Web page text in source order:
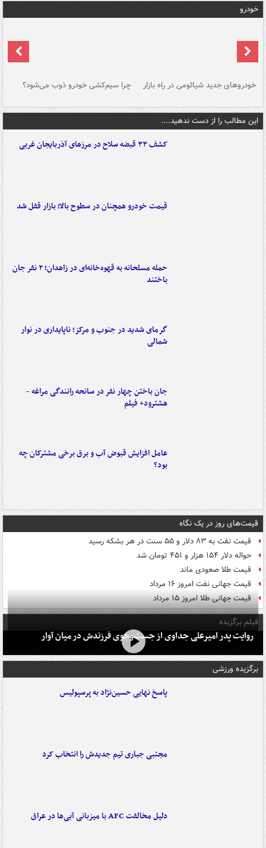
خودرو
خودروهای جدید شیائومی در راه بازار چرا سیم‌کشی خودرو ذوب می‌شود؟
این مطالب را از دست ندهید....
کشف ۳۳ قبضه سلاح در مرزهای آذربایجان غربی
قیمت خودرو همچنان در سطوح بالا؛ بازار قفل شد
حمله مسلحانه به قهوه‌خانه‌ای در زاهدان؛ ۲ نفر جان
باختند
گرمای شدید در جنوب و مرکز؛ ناپایداری در نوار
شمالی
جان باختن چهار نفر در سانحه رانندگی مراغه -
هشترود+ فیلم
عامل افزایش قبوض آب و برق برخی مشترکان چه
بود؟
قیمت‌های روز در یک نگاه
قیمت نفت به ۸۳ دلار و ۵۵ سنت در هر بشکه رسید
حواله دلار ۱۵۴ هزار و ۴۵۱ تومان شد
قیمت طلا صعودی ماند
قیمت جهانی نفت امروز ۱۶ مرداد
قیمت جهانی طلا امروز ۱۵ مرداد
فیلم برگزیده
روایت پدر امیرعلی جداوی از جست‌وجوی فرزندش در میان آوار
برگزیده ورزشی
پاسخ نهایی حسین‌نژاد به پرسپولیس
مجتبی جباری تیم جدیدش را انتخاب کرد
دلیل مخالفت AFC با میزبانی آبی‌ها در عراق